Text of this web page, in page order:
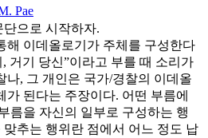
Pae
으로 시작하자.
해 이데올로기가 주체를 구성한다
거기 당신”이라고 부를 때 소리가
나, 그 개인은 국가/경찰의 이데올
된다는 주장이다. 어떤 부름에
름을 자신의 일부로 구성하는 행
추는 행위란 점에서 어느 정도 납